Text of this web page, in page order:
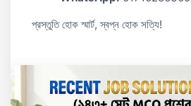
প্রস্তুতি হোক স্মার্ট, স্বপ্ন হোক সত্যি!